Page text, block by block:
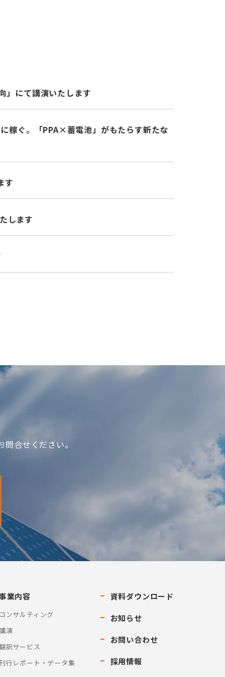
」にて講演いたします
稼ぐ。「PPA×蓄電池」がもたらす新たな
す
します
合せください。
業内容
コンサルティング
演
訳サービス
行レポート・データ集
資料ダウンロード
お知らせ
お問い合わせ
採用情報